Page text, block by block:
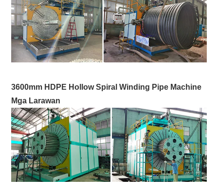
3600mm HDPE Hollow Spiral Winding Pipe Machine
Mga Larawan